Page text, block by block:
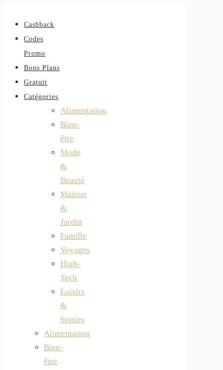
Cashback
Codes
Promo
Bons Plans
Gratuit
Catégories
Alimentation
Bien-
être
Mode
&
Beauté
Maison
&
Jardin
Famille
Voyages
High-
Tech
Loisirs
&
Sorties
Alimentation
Bien-
être